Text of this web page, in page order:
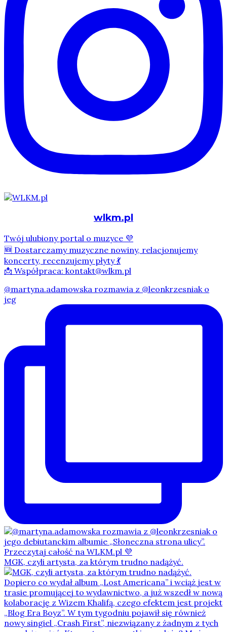
wlkm.pl
Twój ulubiony portal o muzyce 💜
🆕 Dostarczamy muzyczne nowiny, relacjonujemy
koncerty, recenzujemy płyty 💃
📩 Współpraca: kontakt@wlkm.pl
@martyna.adamowska rozmawia z @leonkrzesniak o
jeg
MGK, czyli artysta, za którym trudno nadążyć.